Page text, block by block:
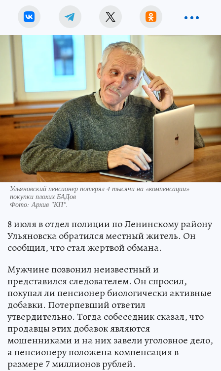
Ульяновский пенсионер потерял 4 тысячи на «компенсации»
покупки плохих БАДов
Фото:Архив "КП".
8 июля в отдел полиции по Ленинскому району
Ульяновска обратился местный житель. Он
сообщил, что стал жертвой обмана.
Мужчине позвонил неизвестный и
представился следователем. Он спросил,
покупал ли пенсионер биологически активные
добавки. Потерпевший ответил
утвердительно. Тогда собеседник сказал, что
продавцы этих добавок являются
мошенниками и на них завели уголовное дело,
а пенсионеру положена компенсация в
размере 7 миллионов рублей.